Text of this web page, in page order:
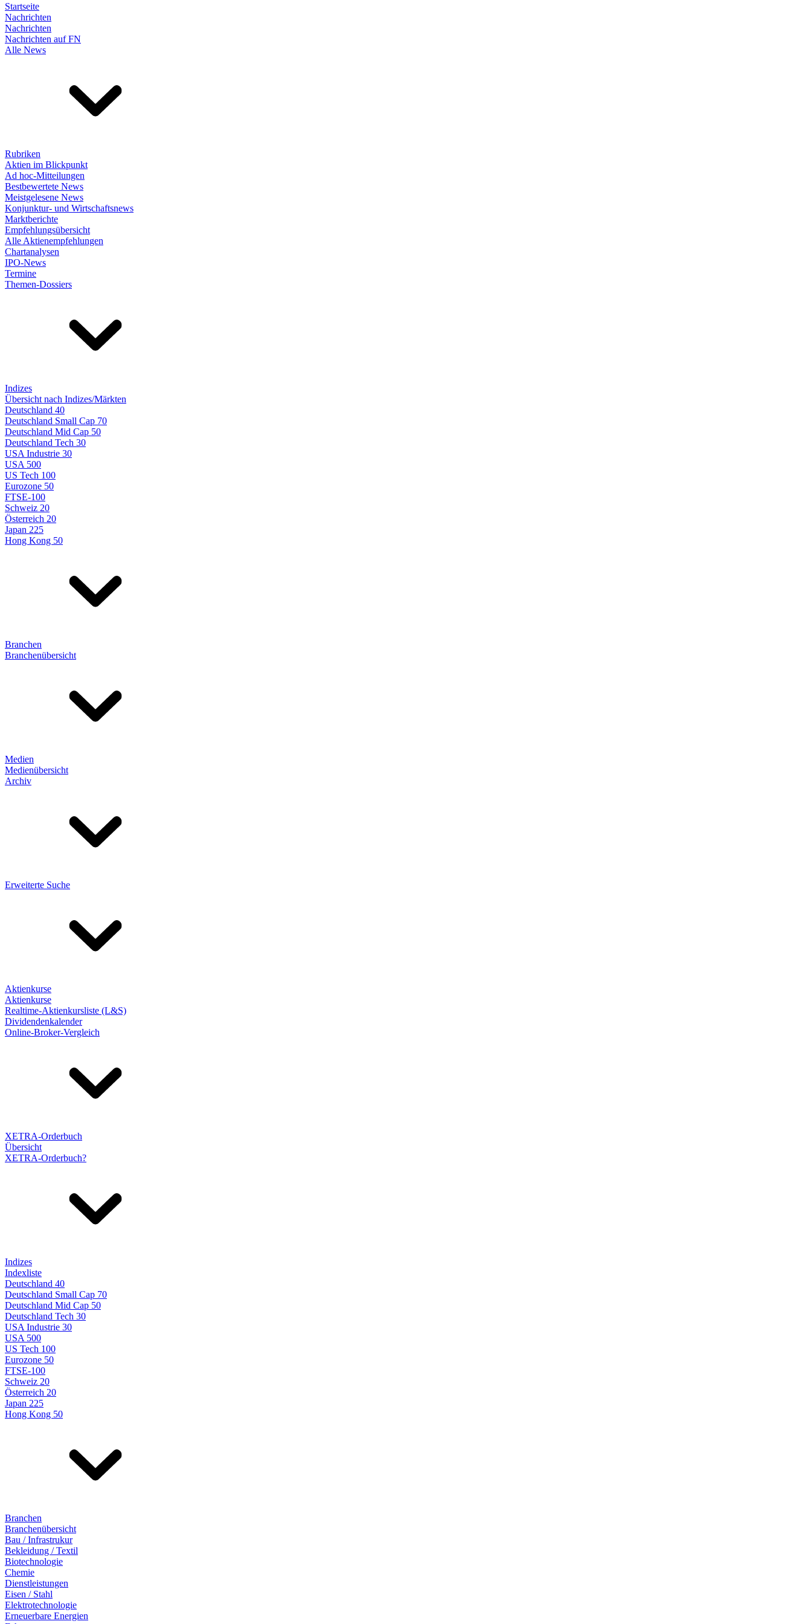
Startseite
Nachrichten
Nachrichten
Nachrichten auf FN
Alle News
Rubriken
Aktien im Blickpunkt
Ad hoc-Mitteilungen
Bestbewertete News
Meistgelesene News
Konjunktur- und Wirtschaftsnews
Marktberichte
Empfehlungsübersicht
Alle Aktienempfehlungen
Chartanalysen
IPO-News
Termine
Themen-Dossiers
Indizes
Übersicht nach Indizes/Märkten
Deutschland 40
Deutschland Small Cap 70
Deutschland Mid Cap 50
Deutschland Tech 30
USA Industrie 30
USA 500
US Tech 100
Eurozone 50
FTSE-100
Schweiz 20
Österreich 20
Japan 225
Hong Kong 50
Branchen
Branchenübersicht
Medien
Medienübersicht
Archiv
Erweiterte Suche
Aktienkurse
Aktienkurse
Realtime-Aktienkursliste (L&S)
Dividendenkalender
Online-Broker-Vergleich
XETRA-Orderbuch
Übersicht
XETRA-Orderbuch?
Indizes
Indexliste
Deutschland 40
Deutschland Small Cap 70
Deutschland Mid Cap 50
Deutschland Tech 30
USA Industrie 30
USA 500
US Tech 100
Eurozone 50
FTSE-100
Schweiz 20
Österreich 20
Japan 225
Hong Kong 50
Branchen
Branchenübersicht
Bau / Infrastrukur
Bekleidung / Textil
Biotechnologie
Chemie
Dienstleistungen
Eisen / Stahl
Elektrotechnologie
Erneuerbare Energien